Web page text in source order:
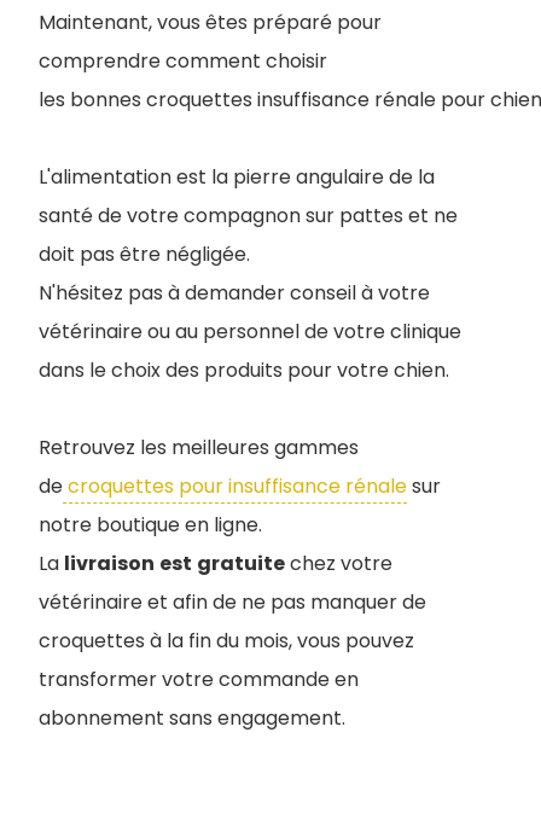
Maintenant, vous êtes préparé pour
comprendre comment choisir
les bonnes croquettes insuffisance rénale pour
L'alimentation est la pierre angulaire de la
santé de votre compagnon sur pattes et ne
doit pas être négligée.
N'hésitez pas à demander conseil à votre
vétérinaire ou au personnel de votre clinique
dans le choix des produits pour votre chien.
Retrouvez les meilleures gammes
decroquettes pour insuffisance rénalesur
notre boutique en ligne.
La livraison est gratuitechez votre
vétérinaire et afin de ne pas manquer de
croquettes à la fin du mois, vous pouvez
transformer votre commande en
abonnement sans engagement.